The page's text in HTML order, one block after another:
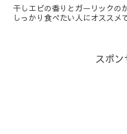
干しエビの香りとガーリックの
しっかり食べたい人にオススメ
スポ